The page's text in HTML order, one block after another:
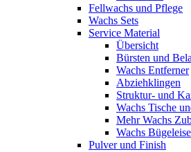
Fellwachs und Pflege
Wachs Sets
Service Material
Übersicht
Bürsten und
Wachs Entferner
Abziehklingen
Struktur- und
Wachs Tische
Mehr Wachs
Wachs
Pulver und Finish